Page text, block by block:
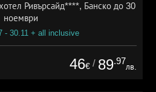
Ривърсайд****, Банско до 30
ноември
- 30.11 + all inclusive
46€ / 89.97
лв.